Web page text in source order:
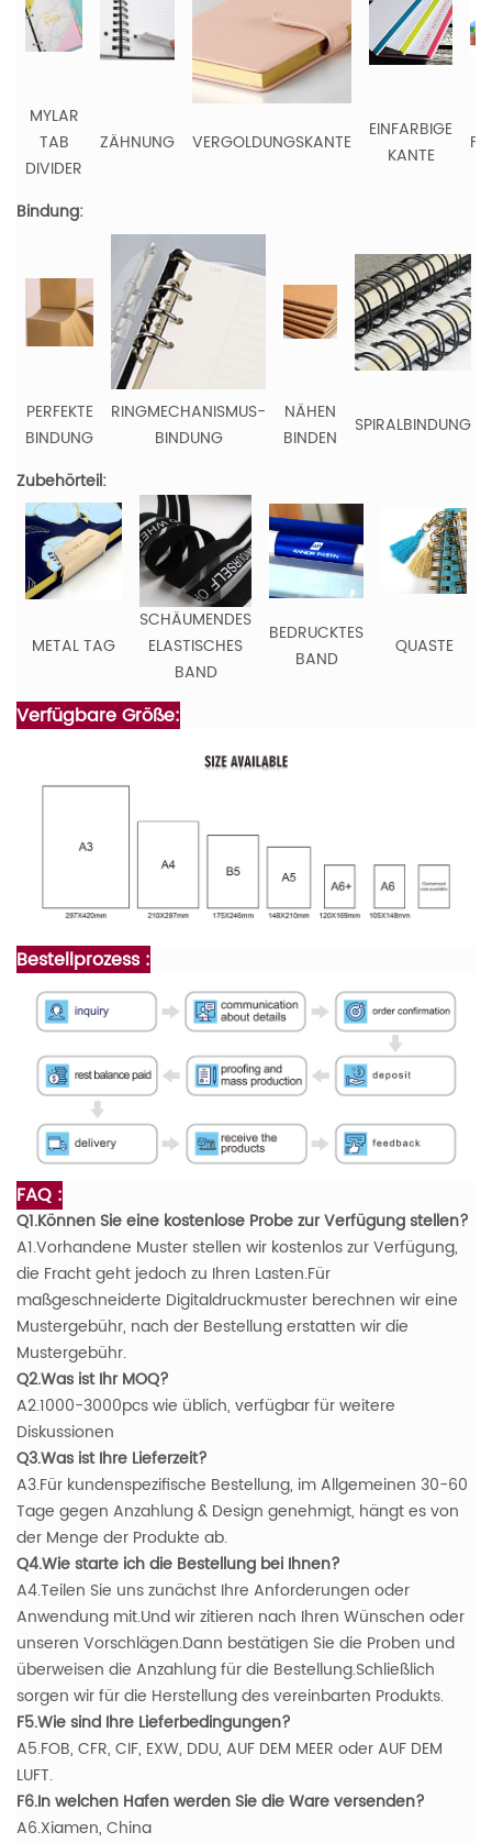
MYLAR
TAB
DIVIDER
ZÄHNUNG VERGOLDUNGSKANTE
EINFARBIGE
KANTE
Bindung:
PERFEKTE
BINDUNG
RINGMECHANISMUS-
BINDUNG
NÄHEN
BINDEN
SPIRALBINDUNG
Zubehörteil:
METAL TAG
SCHÄUMENDES
ELASTISCHES
BAND
BEDRUCKTES
BAND
QUASTE
Verfügbare Größe:
Bestellprozess :
FAQ :
Q1.Können Sie eine kostenlose Probe zur Verfügung stellen?
A1.Vorhandene Muster stellen wir kostenlos zur Verfügung,
die Fracht geht jedoch zu Ihren Lasten.Für
maßgeschneiderte Digitaldruckmuster berechnen wir eine
Mustergebühr, nach der Bestellung erstatten wir die
Mustergebühr.
Q2.Was ist Ihr MOQ?
A2.1000-3000pcs wie üblich, verfügbar für weitere
Diskussionen
Q3.Was ist Ihre Lieferzeit?
A3.Für kundenspezifische Bestellung, im Allgemeinen 30-60
Tage gegen Anzahlung & Design genehmigt, hängt es von
der Menge der Produkte ab.
Q4.Wie starte ich die Bestellung bei Ihnen?
A4.Teilen Sie uns zunächst Ihre Anforderungen oder
Anwendung mit.Und wir zitieren nach Ihren Wünschen oder
unseren Vorschlägen.Dann bestätigen Sie die Proben und
überweisen die Anzahlung für die Bestellung.Schließlich
sorgen wir für die Herstellung des vereinbarten Produkts.
F5.Wie sind Ihre Lieferbedingungen?
A5.FOB, CFR, CIF, EXW, DDU, AUF DEM MEER oder AUF DEM
LUFT.
F6.In welchen Hafen werden Sie die Ware versenden?
A6.Xiamen, China